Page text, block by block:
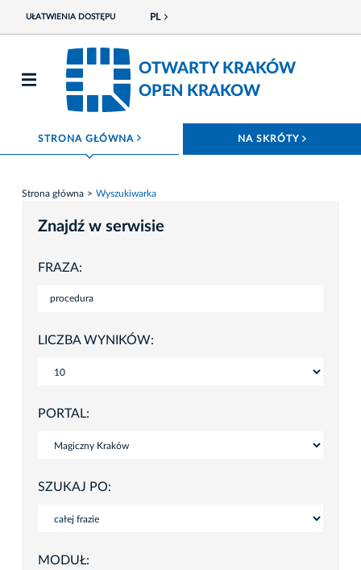
UŁATWIENIA DOSTĘPU PL
OTWARTY KRAKÓW
OPEN KRAKOW
STRONA GŁÓWNA ROZWIŃ MENU NA SKRÓTY
Strona główna Wyszukiwarka
Znajdź w serwisie
FRAZA:
LICZBA WYNIKÓW:
PORTAL:
SZUKAJ PO:
MODUŁ: